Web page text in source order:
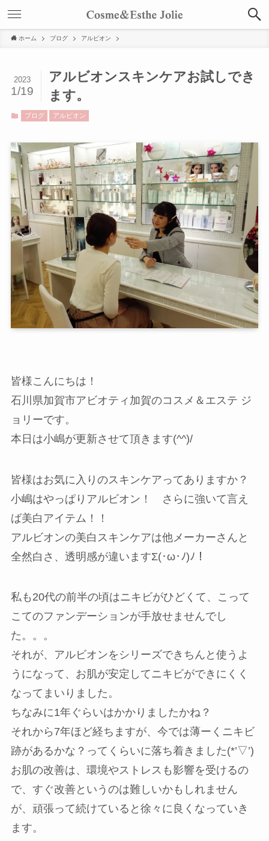
ホーム ブログ アルビオン
アルビオンスキンケアお試しでき
ます。
2023
1/19
ブログ アルビオン
皆様こんにちは！
石川県加賀市アビオティ加賀のコスメ＆エステ ジ
ョリーです。
本日は小嶋が更新させて頂きます(^^)/
皆様はお気に入りのスキンケアってありますか？
小嶋はやっぱりアルビオン！ さらに強いて言え
ば美白アイテム！！
アルビオンの美白スキンケアは他メーカーさんと
全然白さ、透明感が違いますΣ(･ω･ﾉ)ﾉ！
私も20代の前半の頃はニキビがひどくて、こって
こてのファンデーションが手放せませんでし
た。。。
それが、アルビオンをシリーズできちんと使うよ
うになって、お肌が安定してニキビができにくく
なってまいりました。
ちなみに1年ぐらいはかかりましたかね？
それから7年ほど経ちますが、今では薄ーくニキビ
跡があるかな？ってくらいに落ち着きました(*’▽’)
お肌の改善は、環境やストレスも影響を受けるの
で、すぐ改善というのは難しいかもしれません
が、頑張って続けていると徐々に良くなっていき
ます。